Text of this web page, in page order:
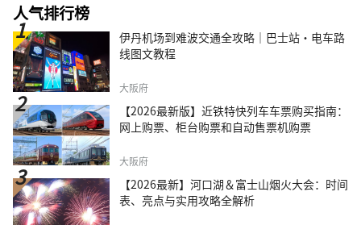
人气排行榜
伊丹机场到难波交通全攻略｜巴士站・电车路
线图文教程
大阪府
【2026最新版】近铁特快列车车票购买指南：
网上购票、柜台购票和自动售票机购票
大阪府
【2026最新】河口湖＆富士山烟火大会：时间
表、亮点与实用攻略全解析